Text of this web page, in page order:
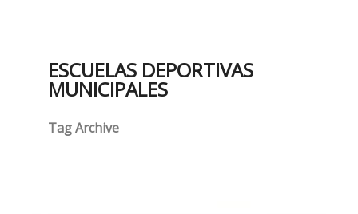
ESCUELAS DEPORTIVAS
MUNICIPALES
Tag Archive